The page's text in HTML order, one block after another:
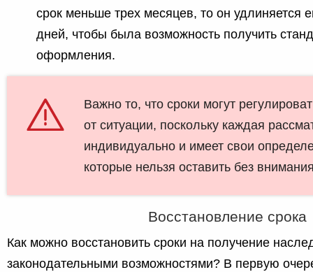
срок меньше трех месяцев, то он удлиняется
дней, чтобы была возможность получить
оформления.
Важно то, что сроки могут
от ситуации, поскольку каждая
индивидуально и имеет свои
которые нельзя оставить без
Восстановление срока
Как можно восстановить сроки на получение
законодательными возможностями? В первую